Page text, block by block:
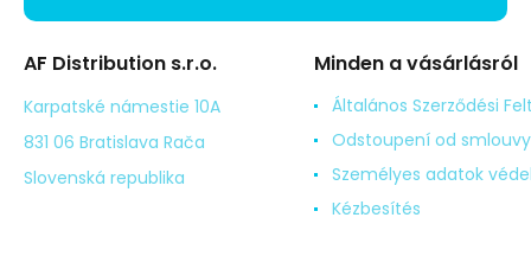
AF Distribution s.r.o.
Karpatské námestie 10A
831 06 Bratislava Rača
Slovenská republika
Minden a vásárlásról
Általános Szerződési
Odstoupení od smlouvy
Személyes adatok
Kézbesítés